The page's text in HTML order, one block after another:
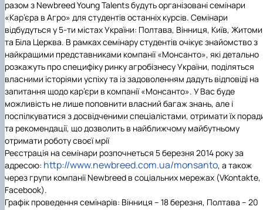
разом з Newbreed Young Talents будуть організовані семінари
«Кар’єра в Агро» для студентів останніх курсів. Семінари
відбудуться у 5-ти містах України: Полтава, Вінниця, Київ,
та Біла Церква. В рамках семінару студентів очікує знайомство з
найкращими представниками компанії «Монсанто», які детально
розкажуть про специфіку ринку агробізнесу України, поділяться
власними історіями успіху та із задоволенням дадуть відповіді на
запитання щодо кар’єри в компанії «Монсанто». У Вас буде
можливість не лише поповнити власний багаж знань, але і
поспілкуватися з досвідченими спеціалістами, отримати їх
та рекомендації, що дозволить в найближчому майбутньому
отримати роботу своєї мрії
Реєстрація на семінари розпочнеться 5 березня 2014 року за
адресою: http://www.newbreed.com.ua/monsanto, а також
через групи компаніїNewbreed в соціальних мережах (VKontakte,
Facebook).
Графік проведення семінарів: Вінниця – 18 березня, Полтава – 20